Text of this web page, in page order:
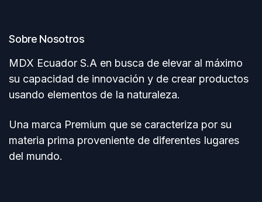
Sobre Nosotros
MDX Ecuador S.A en busca de elevar al máximo
su capacidad de innovación y de crear productos
usando elementos de Ia naturaleza.
Una marca Premium que se caracteriza por su
materia prima proveniente de diferentes Iugares
del mundo.